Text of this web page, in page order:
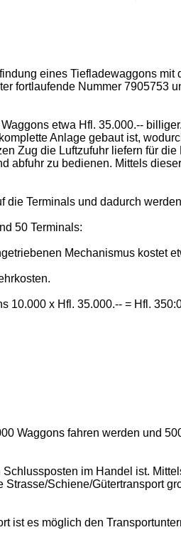
eines Tiefladewaggons
fortlaufende Nummer 7905753
etwa Hfl. 35.000.--
Anlage gebaut ist,
Zug die Luftzufuhr liefern für
zu bedienen. Mittels
Terminals und dadurch
50 Terminals:
Mechanismus kostet
10.000 x Hfl. 35.000.-- = Hfl.
Waggons fahren werden und
im Handel ist.
Schiene/Gütertransport
ist es möglich den